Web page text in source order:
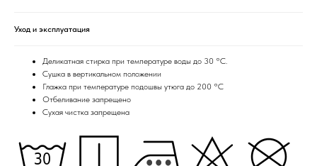
Уход и эксплуатация
Деликатная стирка при температуре воды до 30 °C.
Сушка в вертикальном положении
Глажка при температуре подошвы утюга до 200 °C
Отбеливание запрещено
Сухая чистка запрещена